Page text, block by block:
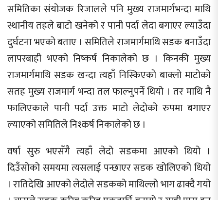
समितिका संयोजक रिजालले पनि मुख्य राजमार्गभन्दा माथि
स्थानीय तहले बाटो खनेको र पानी पर्दा लेदा बगाएर ल्याउँदा
दुर्घटना भएको बताए । समितिले राजमार्गमाथि सडक बनाउँदा
लापरबाही भएको निष्कर्ष निकालेको छ । किनकी मुख्य
राजमार्गमाथि सडक खन्दा त्यहाँ निस्किएको बाक्लो माटोको
सतह मुख्य राजमार्ग भन्दा तल फाल्नुपर्ने थियो । तर माथि नै
फालिएकाले पानी पर्दा उक्त माटो लेदोको रुपमा बगाएर
ल्याएको समितिले निश्कर्ष निकालेको छ ।
वर्षा सुरु भएसँगै त्यहाँ लेदो सडकमा आएको थियो ।
दिउँसोको समयमा त्यसलाई पन्छाएर सडक खोलिएको थियो
। रातिदेखि आएको लेदोले सडकको माथिल्लो भाग ढाक्दै गयो